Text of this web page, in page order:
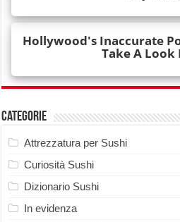
Categorie
Attrezzatura per Sushi
Curiosità Sushi
Dizionario Sushi
In evidenza